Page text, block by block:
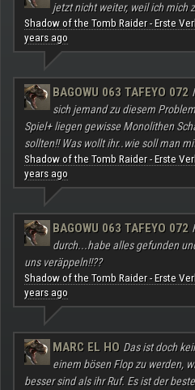
jetzt nicht weiter, weil ich mich
Shadow of the Tomb Raider - Erste
years ago
BAGOWU 063 TAFEYO 072
sich jemand zu diesem
Spiel+ liegen gewisse Monolithen
sollten!! Was wollt ihr..wie soll man
Shadow of the Tomb Raider - Erste
years ago
BAGOWU 063 TAFEYO 072
durch...habe alles gefunden
uns veräppeln!!??
Shadow of the Tomb Raider - Erste
years ago
MARC EL HO Das ist doch
einem bösen Flop zu werden,
besser sind als ihr Ruf. Es ist der